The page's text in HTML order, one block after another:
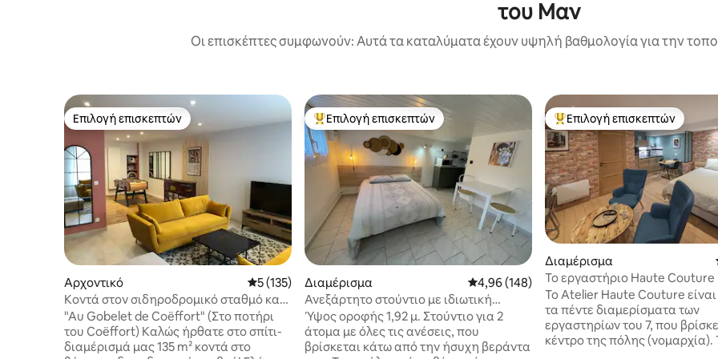
του Μαν
Οι επισκέπτες συμφωνούν: Αυτά τα καταλύματα έχουν υψηλή βαθμολογία για την
Επιλογή επισκεπτών
Επιλογή επισκεπτών
Αρχοντικό Μέση βαθμολογία: 5 στα 5, 135 κριτικές
5 (135)
Κοντά στον σιδηροδρομικό σταθμό και
στο κέντρο του Λε Μαν - Γκαράζ -
Ποδοσφαιράκι
"Au Gobelet de Coëffort" (Στο ποτήρι
του Coëffort) Καλώς ήρθατε στο σπίτι-
διαμέρισμά μας 135 m² κοντά στο
Κορυφαία επιλογή επισκεπτών
Επιλογή επισκεπτών
Διαμέρισμα Μέση βαθμολογία: 4,96 στα 5, 148 κριτικές
4,96 (148)
Ανεξάρτητο στούντιο με ιδιωτική
είσοδο
Ύψος οροφής 1,92 μ. Στούντιο για 2
άτομα με όλες τις ανέσεις, που
βρίσκεται κάτω από την ήσυχη βεράντα
Κορυφαία επιλογή επισκεπτών
Επιλογή επισκεπτών
Διαμέρισμα
Το εργαστήριο Haute Couture
Το Atelier Haute Couture
τα πέντε διαμερίσματα των
εργαστηρίων του 7, που
κέντρο της πόλης (νομαρχία).